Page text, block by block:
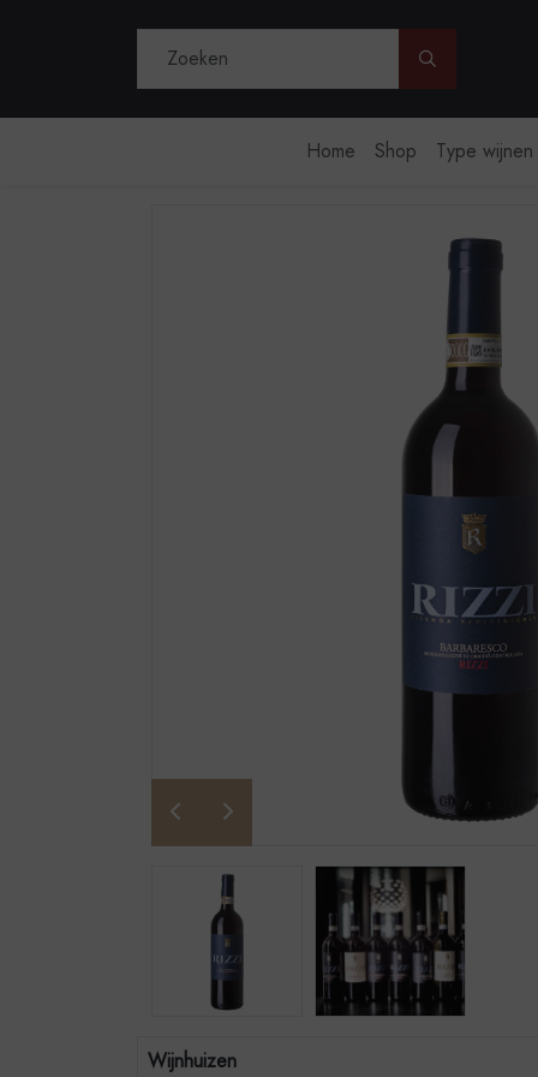
Home Shop Type wijnen
Wijnhuizen